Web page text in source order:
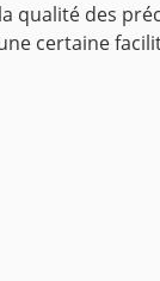
qualité des
certaine